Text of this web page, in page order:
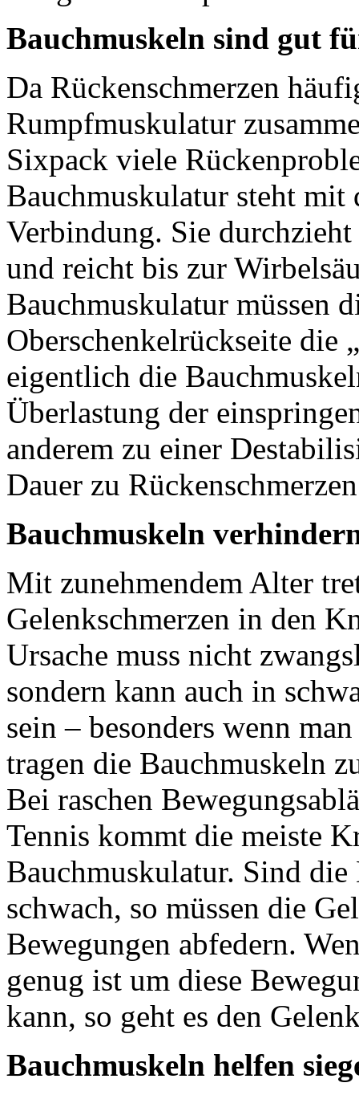
Bauchmuskeln sind gut
Da Rückenschmerzen
Rumpfmuskulatur
Sixpack viele
Bauchmuskulatur steht
Verbindung. Sie
und reicht bis zur
Bauchmuskulatur müssen
Oberschenkelrückseite die
eigentlich die
Überlastung der
anderem zu einer
Dauer zu
Bauchmuskeln
Mit zunehmendem Alter
Gelenkschmerzen in den
Ursache muss nicht
sondern kann auch in
sein – besonders wenn
tragen die Bauchmuskeln
Bei raschen
Tennis kommt die meiste
Bauchmuskulatur. Sind die
schwach, so müssen die
Bewegungen abfedern.
genug ist um diese
kann, so geht es den
Bauchmuskeln helfen